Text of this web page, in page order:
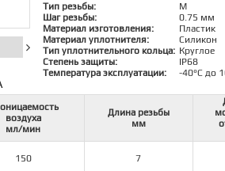
Тип резьбы:
M
Шаг резьбы:
0.75 мм
Материал изготовления:
Пластик
Материал уплотнителя:
Силикон
Тип уплотнительного кольца: Круглое
Степень защиты:
IP68
Температура эксплуатации:
-40°C до
воздуха
мл/мин
Длина резьбы
мм
150 7